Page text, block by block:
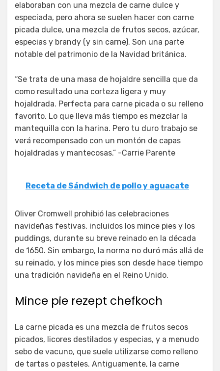
elaboraban con una mezcla de carne dulce y
especiada, pero ahora se suelen hacer con carne
picada dulce, una mezcla de frutos secos, azúcar,
especias y brandy (y sin carne). Son una parte
notable del patrimonio de la Navidad británica.
“Se trata de una masa de hojaldre sencilla que da
como resultado una corteza ligera y muy
hojaldrada. Perfecta para carne picada o su relleno
favorito. Lo que lleva más tiempo es mezclar la
mantequilla con la harina. Pero tu duro trabajo se
verá recompensado con un montón de capas
hojaldradas y mantecosas.” -Carrie Parente
Receta de Sándwich de pollo y aguacate
Oliver Cromwell prohibió las celebraciones
navideñas festivas, incluidos los mince pies y los
puddings, durante su breve reinado en la década
de 1650. Sin embargo, la norma no duró más allá de
su reinado, y los mince pies son desde hace tiempo
una tradición navideña en el Reino Unido.
Mince pie rezept chefkoch
La carne picada es una mezcla de frutos secos
picados, licores destilados y especias, y a menudo
sebo de vacuno, que suele utilizarse como relleno
de tartas o pasteles. Antiguamente, la carne